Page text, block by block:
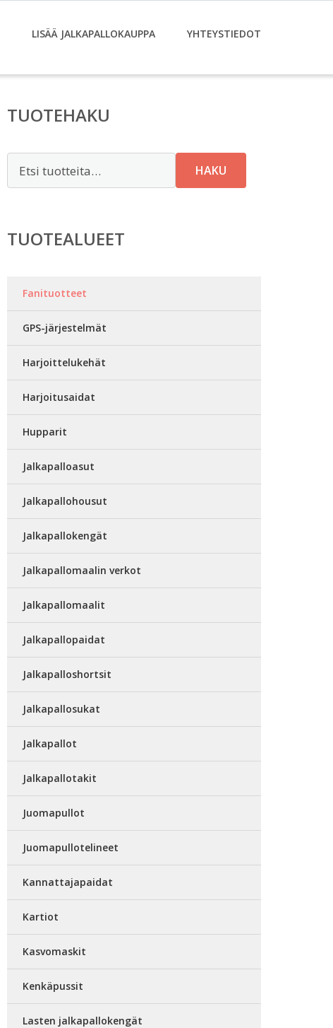
LISÄÄ JALKAPALLOKAUPPA YHTEYSTIEDOT
TUOTEHAKU
HAKU
TUOTEALUEET
Fanituotteet
GPS-järjestelmät
Harjoittelukehät
Harjoitusaidat
Hupparit
Jalkapalloasut
Jalkapallohousut
Jalkapallokengät
Jalkapallomaalin verkot
Jalkapallomaalit
Jalkapallopaidat
Jalkapalloshortsit
Jalkapallosukat
Jalkapallot
Jalkapallotakit
Juomapullot
Juomapullotelineet
Kannattajapaidat
Kartiot
Kasvomaskit
Kenkäpussit
Lasten jalkapallokengät